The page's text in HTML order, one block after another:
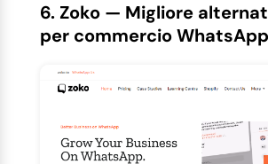
6. Zoko — Migliore
per commercio